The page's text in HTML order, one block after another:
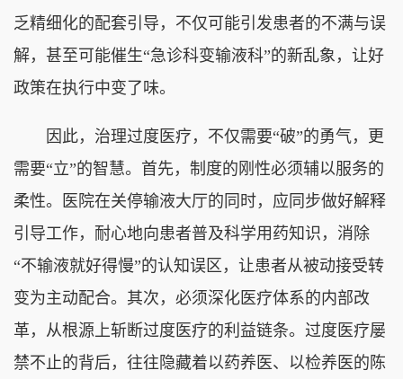
乏精细化的配套引导，不仅可能引发患者的不满与误
解，甚至可能催生“急诊科变输液科”的新乱象，让好
政策在执行中变了味。
因此，治理过度医疗，不仅需要“破”的勇气，更
需要“立”的智慧。首先，制度的刚性必须辅以服务的
柔性。医院在关停输液大厅的同时，应同步做好解释
引导工作，耐心地向患者普及科学用药知识，消除
“不输液就好得慢”的认知误区，让患者从被动接受转
变为主动配合。其次，必须深化医疗体系的内部改
革，从根源上斩断过度医疗的利益链条。过度医疗屡
禁不止的背后，往往隐藏着以药养医、以检养医的陈